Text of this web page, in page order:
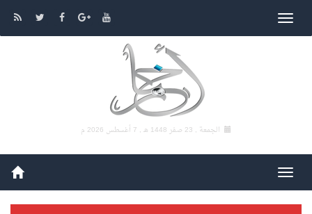
الجمعة , 23 صفر 1448 هـ , 7 أغسطس 2026 م